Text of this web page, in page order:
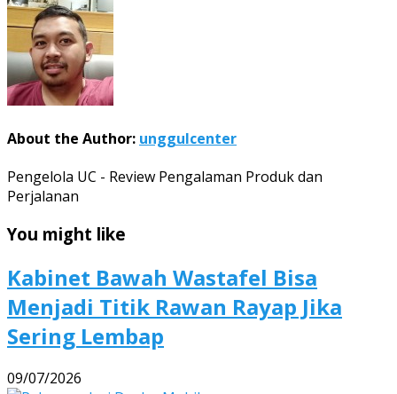
About the Author: unggulcenter
Pengelola UC - Review Pengalaman Produk dan
Perjalanan
You might like
Kabinet Bawah Wastafel Bisa
Menjadi Titik Rawan Rayap Jika
Sering Lembap
09/07/2026